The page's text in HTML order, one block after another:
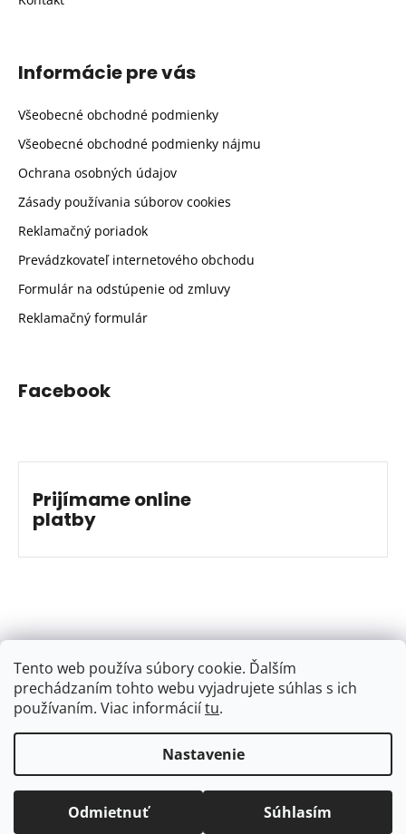
Tento web používa súbory cookie. Ďalším
prechádzaním tohto webu vyjadrujete súhlas s ich
používaním. Viac informáciítu.
Nastavenie
Odmietnuť Súhlasím
Informácie pre vás
Všeobecné obchodné podmienky
Všeobecné obchodné podmienky nájmu
Ochrana osobných údajov
Zásady používania súborov cookies
Reklamačný poriadok
Prevádzkovateľ internetového obchodu
Formulár na odstúpenie od zmluvy
Reklamačný formulár
Facebook
Prijímame online
platby
…
Vytvoril Shoptet&Jakub Grác
Copyright 2026BAJKSHOP . Všetky práva vyhradené.